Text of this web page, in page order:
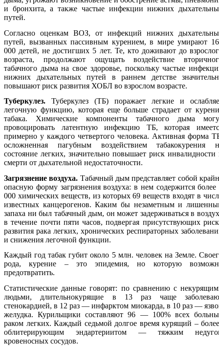
и бронхита, а также частые инфекции нижних
путей.
Согласно оценкам ВОЗ, от инфекций нижних
путей, вызванных пассивным курением, в мире умирают
000 детей, не достигших 5 лет. Те, кто доживают до
возраста, продолжают ощущать воздействие
табачного дыма на свое здоровье, поскольку частые
нижних дыхательных путей в раннем детстве
повышают риск развития ХОБЛ во взрослом возрасте.
Туберкулез. Туберкулез (ТБ) поражает легкие и
легочную функцию, которая еще больше страдает от
табака. Химические компоненты табачного дыма
провоцировать латентную инфекцию ТБ, которая
примерно у каждого четвертого человека. Активная форма
осложненная пагубным воздействием табакокурения
состояние легких, значительно повышает риск инвалидности
смерти от дыхательной недостаточности.
Загрязнение воздуха. Табачный дым представляет собой
опасную форму загрязнения воздуха: в нем содержится более
000 химических веществ, из которых 69 веществ входят в
известных канцерогенов. Каким бы незаметным и
запаха ни был табачный дым, он может задерживаться в
в течение почти пяти часов, подвергая присутствующих
развития рака легких, хронических респираторных
и снижения легочной функции.
Каждый год табак губит около 5 млн. человек на Земле.
рода, курение – это эпидемия, но которую
предотвратить.
Статистические данные говорят: по сравнению с
людьми, длительнокурящие в 13 раз чаще
стенокардией, в 12 раз — инфарктом миокарда, в 10 раз —
желудка. Курильщики составляют 96 — 100% всех
раком легких. Каждый седьмой долгое время курящий –
облитерирующим эндартериитом — тяжким
кровеносных сосудов.